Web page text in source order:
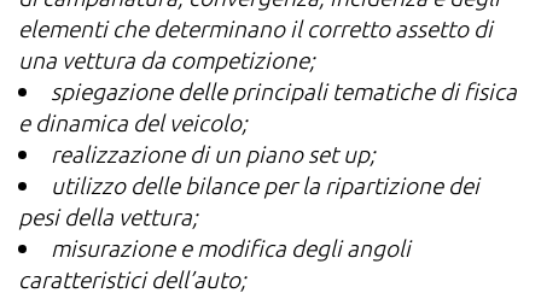
elementi che determinano il corretto assetto di
una vettura da competizione;
spiegazione delle principali tematiche di fisica
e dinamica del veicolo;
realizzazione di un piano set up;
utilizzo delle bilance per la ripartizione dei
pesi della vettura;
misurazione e modifica degli angoli
caratteristici dell’auto;